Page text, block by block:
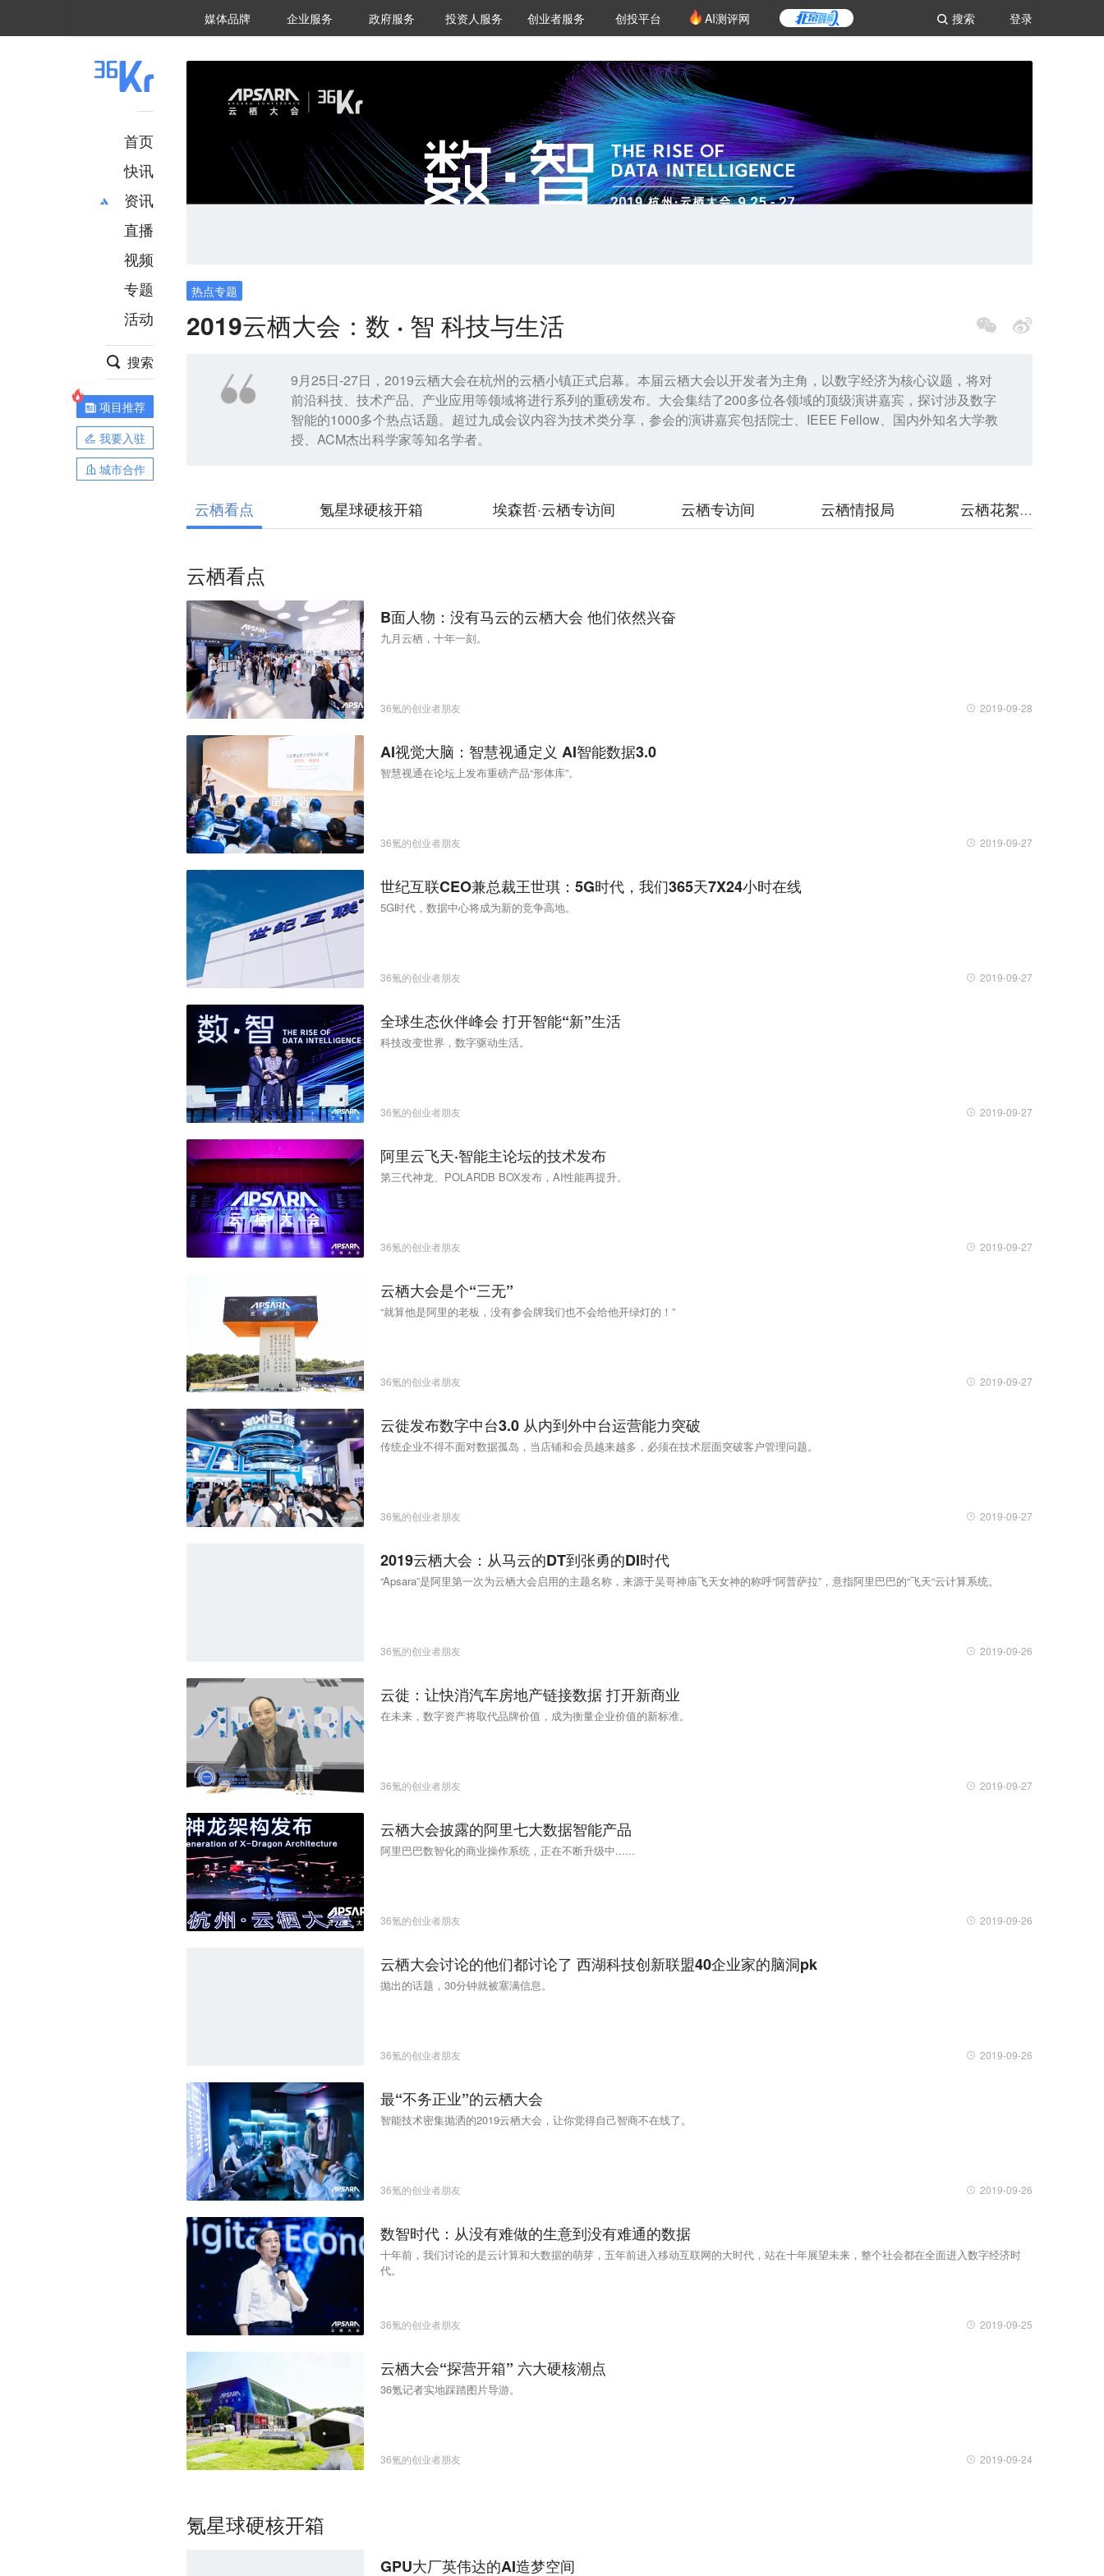
登录
搜索
媒体品牌 36Kr研究院
企业服务 城市之窗
政府服务 VClub投资机构库
投资机构职位推介
投资人服务 创投氪堂
创业者服务 创投平台 AI测评网
首页
快讯
资讯
推荐
财经
项目推荐
安徽
直播
视频
专题
活动
搜索
项目推荐
我要入驻
城市合作
热点专题
2019云栖大会：数 · 智 科技与生活
9月25日-27日，2019云栖大会在杭州的云栖小镇正式启幕。本届云栖大会以开发者为主角，以数字经济为核心议题，将对
前沿科技、技术产品、产业应用等领域将进行系列的重磅发布。大会集结了200多位各领域的顶级演讲嘉宾，探讨涉及数字
智能的1000多个热点话题。超过九成会议内容为技术类分享，参会的演讲嘉宾包括院士、IEEE Fellow、国内外知名大学教
授、ACM杰出科学家等知名学者。
云栖看点 氪星球硬核开箱 埃森哲·云栖专访间 云栖专访间 云栖情报局 云栖花絮
云栖看点
B面人物：没有马云的云栖大会 他们依然兴奋
九月云栖，十年一刻。
36氪的创业者朋友 2019-09-28
AI视觉大脑：智慧视通定义 AI智能数据3.0
智慧视通在论坛上发布重磅产品“形体库”。
36氪的创业者朋友 2019-09-27
世纪互联CEO兼总裁王世琪：5G时代，我们365天7X24小时在线
5G时代，数据中心将成为新的竞争高地。
36氪的创业者朋友 2019-09-27
全球生态伙伴峰会 打开智能“新”生活
科技改变世界，数字驱动生活。
36氪的创业者朋友 2019-09-27
阿里云飞天·智能主论坛的技术发布
第三代神龙、POLARDB BOX发布，AI性能再提升。
36氪的创业者朋友 2019-09-27
云栖大会是个“三无”
“就算他是阿里的老板，没有参会牌我们也不会给他开绿灯的！”
36氪的创业者朋友 2019-09-27
云徙发布数字中台3.0 从内到外中台运营能力突破
传统企业不得不面对数据孤岛，当店铺和会员越来越多，必须在技术层面突破客户管理问题。
36氪的创业者朋友 2019-09-27
2019云栖大会：从马云的DT到张勇的DI时代
“Apsara”是阿里第一次为云栖大会启用的主题名称，来源于吴哥神庙飞天女神的称呼“阿普萨拉”，意指阿里巴巴的“飞天“云计算系统。
36氪的创业者朋友 2019-09-26
云徙：让快消汽车房地产链接数据 打开新商业
在未来，数字资产将取代品牌价值，成为衡量企业价值的新标准。
36氪的创业者朋友 2019-09-27
云栖大会披露的阿里七大数据智能产品
阿里巴巴数智化的商业操作系统，正在不断升级中......
36氪的创业者朋友 2019-09-26
云栖大会讨论的他们都讨论了 西湖科技创新联盟40企业家的脑洞pk
抛出的话题，30分钟就被塞满信息。
36氪的创业者朋友 2019-09-26
最“不务正业”的云栖大会
智能技术密集抛洒的2019云栖大会，让你觉得自己智商不在线了。
36氪的创业者朋友 2019-09-26
数智时代：从没有难做的生意到没有难通的数据
十年前，我们讨论的是云计算和大数据的萌芽，五年前进入移动互联网的大时代，站在十年展望未来，整个社会都在全面进入数字经济时
代。
36氪的创业者朋友 2019-09-25
云栖大会“探营开箱” 六大硬核潮点
36氪记者实地踩踏图片导游。
36氪的创业者朋友 2019-09-24
氪星球硬核开箱
GPU大厂英伟达的AI造梦空间